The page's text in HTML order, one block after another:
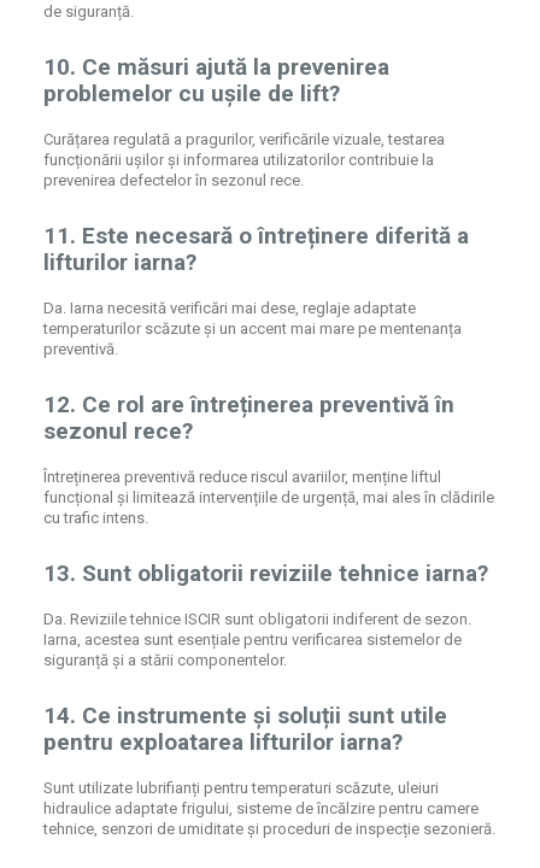
de siguranță.
10. Ce măsuri ajută la prevenirea
problemelor cu ușile de lift?
Curățarea regulată a pragurilor, verificările vizuale, testarea
funcționării ușilor și informarea utilizatorilor contribuie la
prevenirea defectelor în sezonul rece.
11. Este necesară o întreținere diferită a
lifturilor iarna?
Da. Iarna necesită verificări mai dese, reglaje adaptate
temperaturilor scăzute și un accent mai mare pe mentenanța
preventivă.
12. Ce rol are întreținerea preventivă în
sezonul rece?
Întreținerea preventivă reduce riscul avariilor, menține liftul
funcțional și limitează intervențiile de urgență, mai ales în clădirile
cu trafic intens.
13. Sunt obligatorii reviziile tehnice iarna?
Da. Reviziile tehnice ISCIR sunt obligatorii indiferent de sezon.
Iarna, acestea sunt esențiale pentru verificarea sistemelor de
siguranță și a stării componentelor.
14. Ce instrumente și soluții sunt utile
pentru exploatarea lifturilor iarna?
Sunt utilizate lubrifianți pentru temperaturi scăzute, uleiuri
hidraulice adaptate frigului, sisteme de încălzire pentru camere
tehnice, senzori de umiditate și proceduri de inspecție sezonieră.